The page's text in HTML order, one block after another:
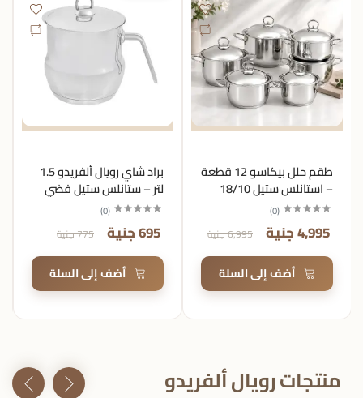
براد شاي رويال ألفريدو 1.5
لتر – ستانلس ستيل فضي
(
0
)
695 جنية 775 جنية
أضف إلى السلة
طقم حلل بيكاسو 12 قطعة
– استانلس ستيل 18/10
(
0
)
4,995 جنية 6,995 جنية
أضف إلى السلة
منتجات رويال ألفريدو